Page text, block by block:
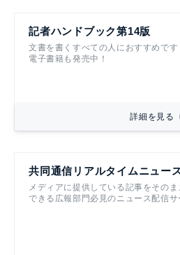
記者ハンドブック第14版
文書を書くすべての人におすすめです
電子書籍も発売中！
詳細を見る
共同通信リアルタイムニュー
メディアに提供している記事をそのま
できる広報部門必見のニュース配信サ